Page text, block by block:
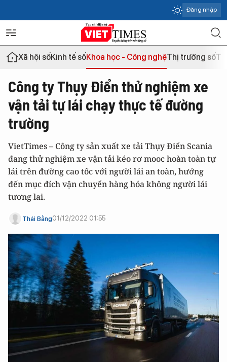
Đăng nhập
Xã hội sốKinh tế sốKhoa học - Công nghệThị trường số
Công ty Thụy Điển thử nghiệm xe
vận tải tự lái chạy thực tế đường
trường
VietTimes – Công ty sản xuất xe tải Thụy Điển Scania
đang thử nghiệm xe vận tải kéo rơ mooc hoàn toàn tự
lái trên đường cao tốc với người lái an toàn, hướng
đến mục đích vận chuyển hàng hóa không người lái
tương lai.
Thái Bằng01/12/2022 01:55